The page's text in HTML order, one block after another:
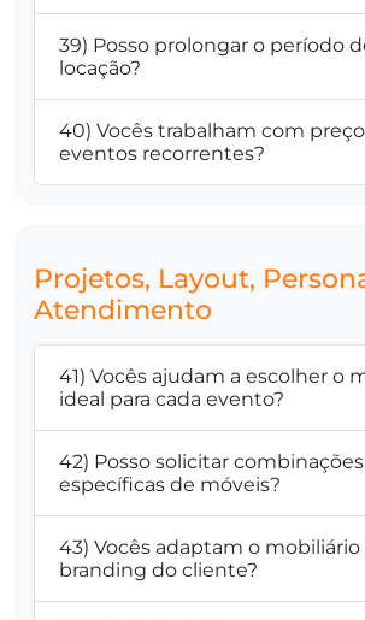
39) Posso prolongar o período
locação?
40) Vocês trabalham com
eventos recorrentes?
Projetos, Layout,
Atendimento
41) Vocês ajudam a escolher o
ideal para cada evento?
42) Posso solicitar combinações
específicas de móveis?
43) Vocês adaptam o mobiliário
branding do cliente?